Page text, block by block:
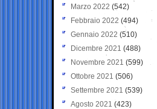
Marzo 2022 (542)
Febbraio 2022 (494)
Gennaio 2022 (510)
Dicembre 2021 (488)
Novembre 2021 (599)
Ottobre 2021 (506)
Settembre 2021 (539)
Agosto 2021 (423)